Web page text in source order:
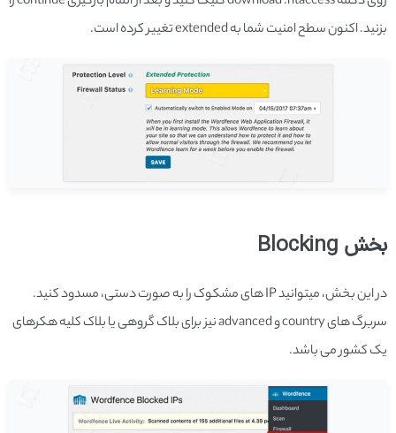
بزنید. اکنون سطح امنیت شما به extended تغییر کرده است.
بخش Blocking
در این بخش، می­توانید IP­ های مشکوک را به صورت دستی، مسدود کنید.
سربرگ­ های country و advanced نیز برای بلاک گروهی یا بلاک کلیه هکرهای
یک کشور می­ باشد.